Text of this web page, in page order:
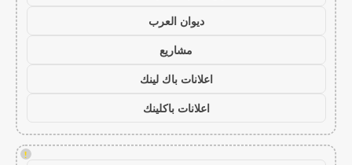
ديوان العرب
مشاريع
اعلانات باك لينك
اعلانات باكلينك
!